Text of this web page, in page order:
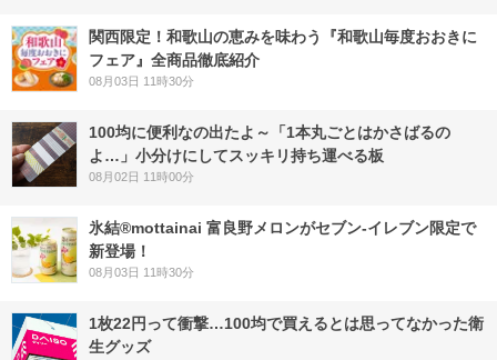
関西限定！和歌山の恵みを味わう『和歌山毎度おおきに
フェア』全商品徹底紹介
08月03日 11時30分
100均に便利なの出たよ～「1本丸ごとはかさばるの
よ…」小分けにしてスッキリ持ち運べる板
08月02日 11時00分
氷結®mottainai 富良野メロンがセブン‐イレブン限定で
新登場！
08月03日 11時30分
1枚22円って衝撃…100均で買えるとは思ってなかった衛
生グッズ